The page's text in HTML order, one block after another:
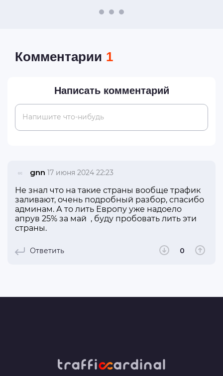
Комментарии 1
Написать комментарий
Напишите что-нибудь
gnn 17 июня 2024 22:23
Не знал что на такие страны вообще трафик
заливают, очень подробный разбор, спасибо
админам. А то лить Европу уже надоело
апрув 25% за май , буду пробовать лить эти
страны.
Ответить 0